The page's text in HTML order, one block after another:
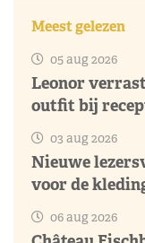
Meest gelezen
05 aug 2026
Leonor
outfit bij
03 aug 2026
Nieuwe
voor de
06 aug 2026